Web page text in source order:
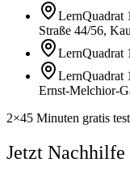
LernQuadrat
Straße 44/56,
LernQuadrat
LernQuadrat
Ernst-Melchior-
2×45 Minuten gratis
Jetzt Nachhilfe